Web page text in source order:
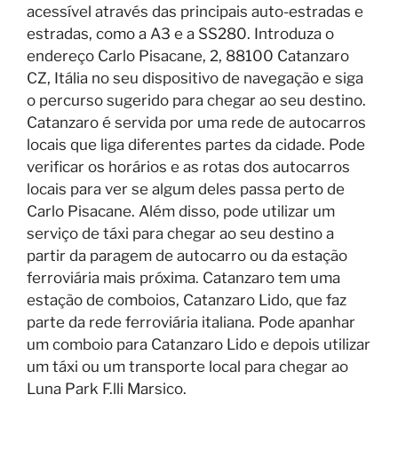
acessível através das principais auto-estradas e
estradas, como a A3 e a SS280. Introduza o
endereço Carlo Pisacane, 2, 88100 Catanzaro
CZ, Itália no seu dispositivo de navegação e siga
o percurso sugerido para chegar ao seu destino.
Catanzaro é servida por uma rede de autocarros
locais que liga diferentes partes da cidade. Pode
verificar os horários e as rotas dos autocarros
locais para ver se algum deles passa perto de
Carlo Pisacane. Além disso, pode utilizar um
serviço de táxi para chegar ao seu destino a
partir da paragem de autocarro ou da estação
ferroviária mais próxima. Catanzaro tem uma
estação de comboios, Catanzaro Lido, que faz
parte da rede ferroviária italiana. Pode apanhar
um comboio para Catanzaro Lido e depois utilizar
um táxi ou um transporte local para chegar ao
Luna Park F.lli Marsico.